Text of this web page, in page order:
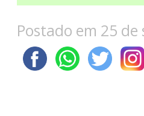
Postado em 25